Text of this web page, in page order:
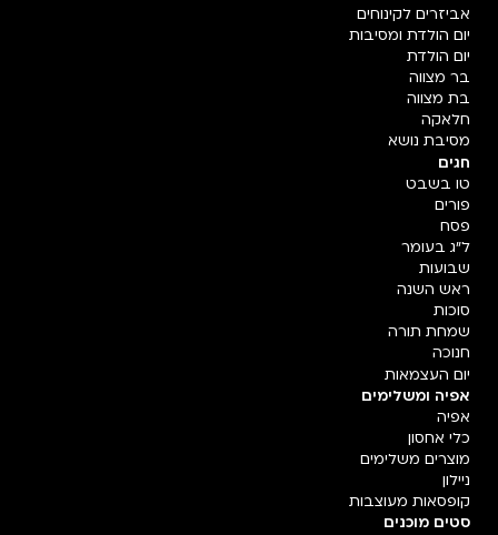
אביזרים לקינוחים
יום הולדת ומסיבות
יום הולדת
בר מצווה
בת מצווה
חלאקה
מסיבת נושא
חגים
טו בשבט
פורים
פסח
ל"ג בעומר
שבועות
ראש השנה
סוכות
שמחת תורה
חנוכה
יום העצמאות
אפיה ומשלימים
אפיה
כלי אחסון
מוצרים משלימים
ניילון
קופסאות מעוצבות
סטים מוכנים